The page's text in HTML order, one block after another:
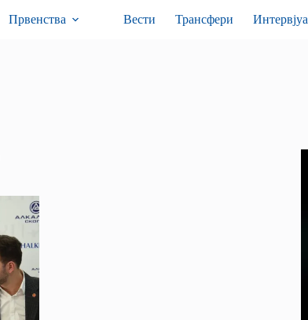
Првенства Вести Трансфери Интервјуа